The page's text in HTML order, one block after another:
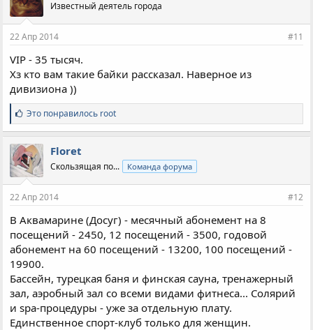
Известный деятель города
22 Апр 2014 #11
VIP - 35 тысяч.
Хз кто вам такие байки рассказал. Наверное из
дивизиона ))
С
и
м
п
а
т
и
:
Это понравилось root
Floret
Скользящая по... Команда форума
22 Апр 2014 #12
В Аквамарине (Досуг) - месячный абонемент на 8
посещений - 2450, 12 посещений - 3500, годовой
абонемент на 60 посещений - 13200, 100 посещений -
19900.
Бассейн, турецкая баня и финская сауна, тренажерный
зал, аэробный зал со всеми видами фитнеса... Солярий
и spa-процедуры - уже за отдельную плату.
Единственное спорт-клуб только для женщин.